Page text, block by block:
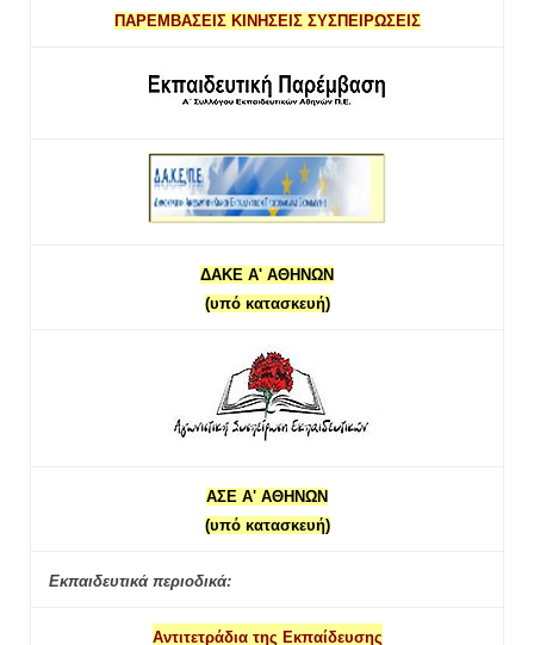
ΠΑΡΕΜΒΑΣΕΙΣ ΚΙΝΗΣΕΙΣ ΣΥΣΠΕΙΡΩΣΕΙΣ
ΔΑΚΕ Α' ΑΘΗΝΩΝ
(υπό κατασκευή)
ΑΣΕ Α' ΑΘΗΝΩΝ
(υπό κατασκευή)
Εκπαιδευτικά περιοδικά:
Αντιτετράδια της Εκπαίδευσης